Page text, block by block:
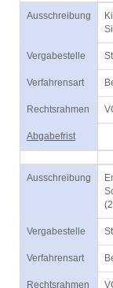
Ausschreibung
Vergabestelle
Verfahrensart
Rechtsrahmen
Abgabefrist
Ausschreibung
Vergabestelle
Verfahrensart
Rechtsrahmen